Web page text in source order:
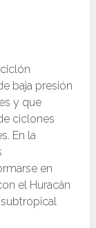
baja presión
y que
ciclones
En la
en
el Huracán